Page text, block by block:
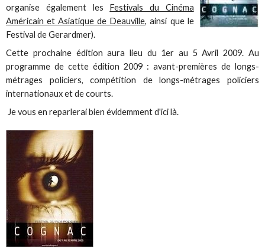
organise également les Festivals du Cinéma
Américain et Asiatique de Deauville, ainsi que le
Festival de Gerardmer).
Cette prochaine édition aura lieu du 1er au 5 Avril 2009. Au
programme de cette édition 2009 : avant-premières de longs-
métrages policiers, compétition de longs-métrages policiers
internationaux et de courts.
Je vous en reparlerai bien évidemment d'ici là.